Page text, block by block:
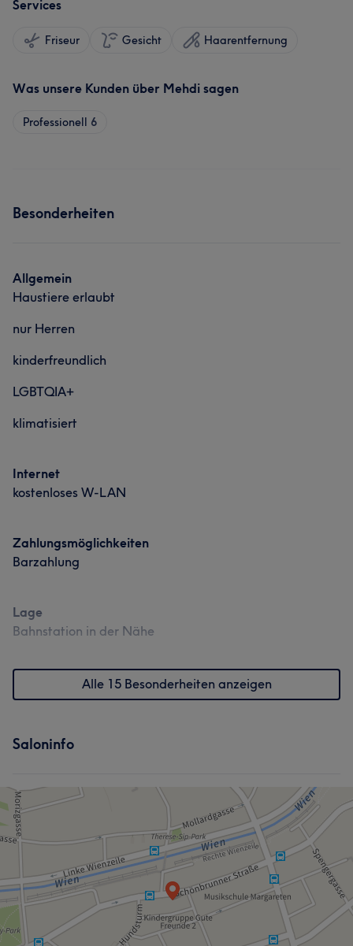
Services
Friseur Gesicht Haarentfernung
Was unsere Kunden über Mehdi sagen
Professionell 6
Besonderheiten
Allgemein
Haustiere erlaubt
nur Herren
kinderfreundlich
LGBTQIA+
klimatisiert
Internet
kostenloses W-LAN
Zahlungsmöglichkeiten
Barzahlung
Lage
Bahnstation in der Nähe
Alle 15 Besonderheiten anzeigen
Saloninfo